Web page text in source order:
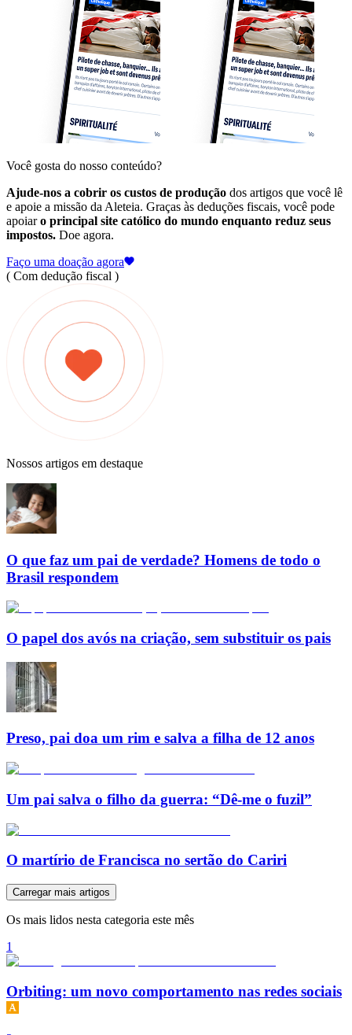
Você gosta do nosso conteúdo?
Ajude-nos a cobrir os custos de produção dos artigos que você lê
e apoie a missão da Aleteia. Graças às deduções fiscais, você pode
apoiaro principal site católico do mundo enquanto reduz seus
impostos. Doe agora.
Faço uma doação agora
( Com dedução fiscal )
Nossos artigos em destaque
O que faz um pai de verdade? Homens de todo o
Brasil respondem
O papel dos avós na criação, sem substituir os pais
Preso, pai doa um rim e salva a filha de 12 anos
Um pai salva o filho da guerra: “Dê-me o fuzil”
O martírio de Francisca no sertão do Cariri
Carregar mais artigos
Os mais lidos nesta categoria este mês
1
Orbiting: um novo comportamento nas redes sociais